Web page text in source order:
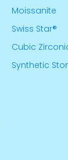
Moissanite
Swiss Star®
Cubic
Synthetic